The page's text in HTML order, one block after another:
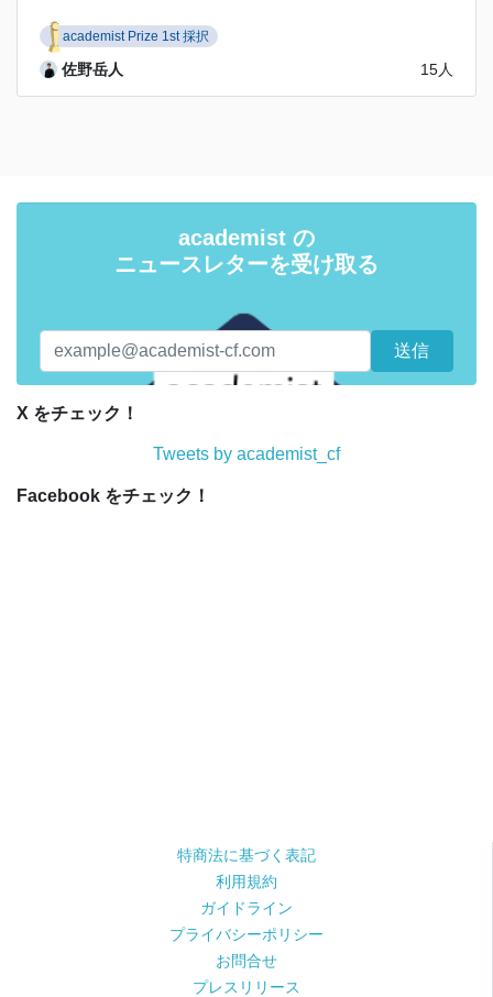
academist Prize 1st 採択
佐野岳人 15人
academist の
ニュースレターを受け取る
X をチェック！
Tweets by academist_cf
Facebook をチェック！
特商法に基づく表記
利用規約
ガイドライン
プライバシーポリシー
お問合せ
プレスリリース